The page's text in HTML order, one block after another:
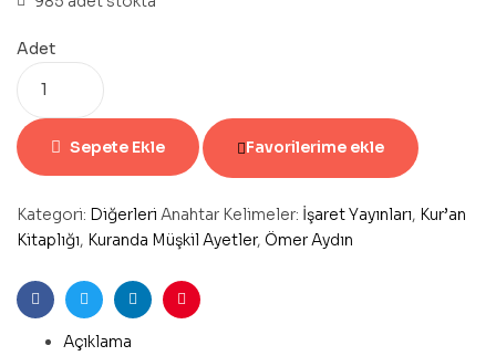
Adet
Sepete Ekle Favorilerime ekle
Kategori: Diğerleri Anahtar Kelimeler: İşaret Yayınları, Kur’an
Kitaplığı, Kuranda Müşkil Ayetler, Ömer Aydın
FacebookTwitterLinkedinPinterest
Açıklama